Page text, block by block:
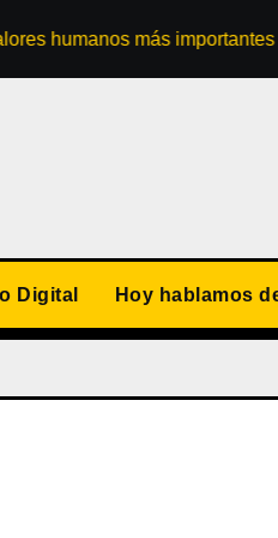
más importantes
Digital Hoy hablamos